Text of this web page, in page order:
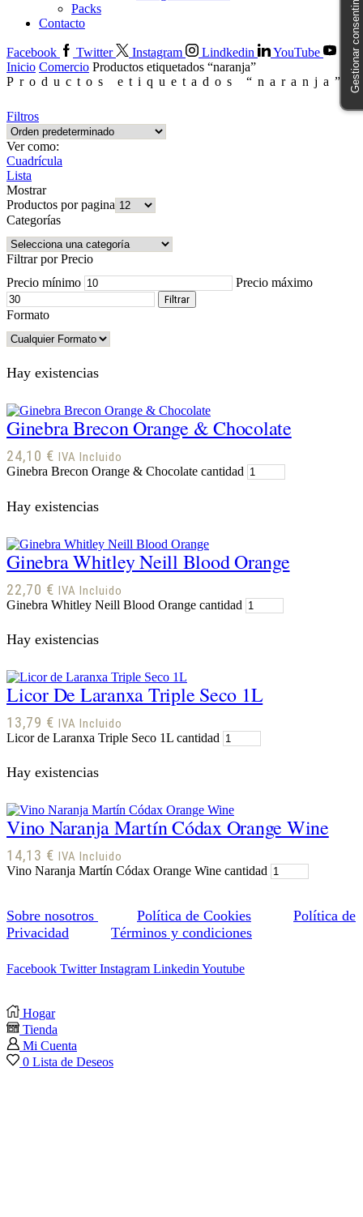
Packs
Contacto
Facebook Twitter Instagram Lindkedin
YouTube
Inicio Comercio Productos etiquetados “naranja”
Productos etiquetados “naranja”
Filtros
Ver como:
Cuadrícula
Lista
Mostrar
Productos por pagina
Categorías
Filtrar por Precio
Precio mínimo
Precio máximo
Filtrar
Formato
Hay existencias
Ginebra Brecon Orange & Chocolate
24,10 € IVA Incluido
Ginebra Brecon Orange & Chocolate cantidad
Hay existencias
Ginebra Whitley Neill Blood Orange
22,70 € IVA Incluido
Ginebra Whitley Neill Blood Orange cantidad
Hay existencias
Licor De Laranxa Triple Seco 1L
13,79 € IVA Incluido
Licor de Laranxa Triple Seco 1L cantidad
Hay existencias
Vino Naranja Martín Códax Orange Wine
14,13 € IVA Incluido
Vino Naranja Martín Códax Orange Wine cantidad
Sobre nosotros Política de Cookies
Política de
Privacidad
Términos y condiciones
Facebook Twitter Instagram Linkedin Youtube
Hogar
Tienda
Mi Cuenta
0 Lista de Deseos
Gestionar consentimiento